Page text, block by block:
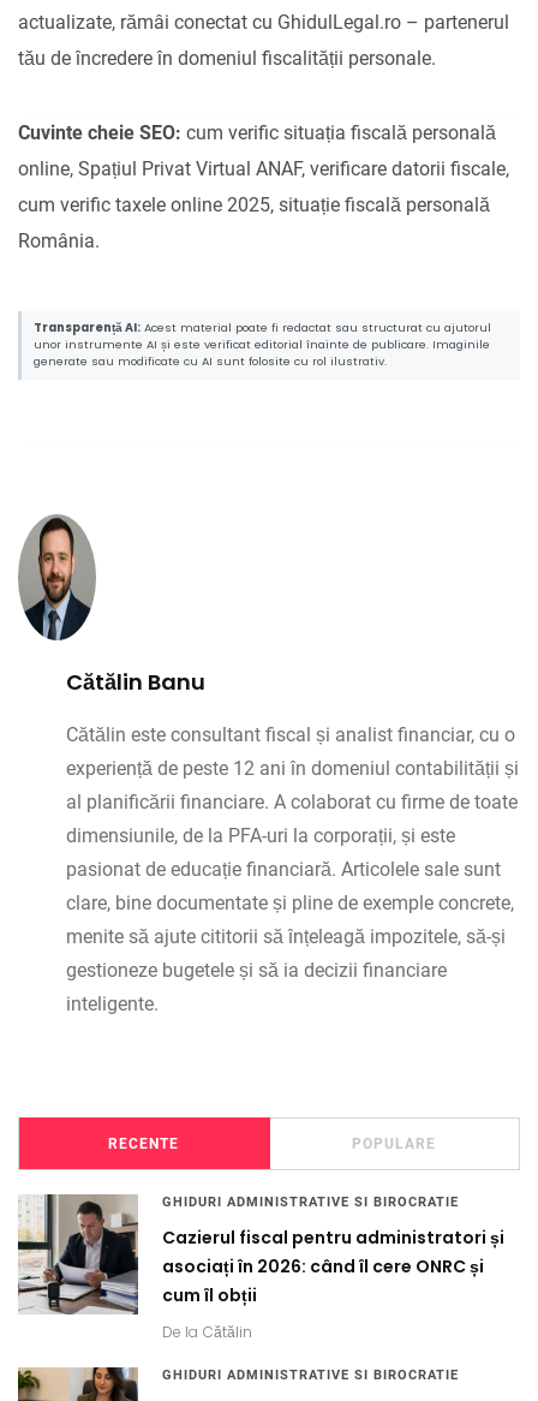
actualizate, rămâi conectat cu GhidulLegal.ro – partenerul
tău de încredere în domeniul fiscalității personale.
Cuvinte cheie SEO: cum verific situația fiscală personală
online, Spațiul Privat Virtual ANAF, verificare datorii fiscale,
cum verific taxele online 2025, situație fiscală personală
România.
Transparență AI: Acest material poate fi redactat sau structurat cu ajutorul
unor instrumente AI și este verificat editorial înainte de publicare. Imaginile
generate sau modificate cu AI sunt folosite cu rol ilustrativ.
Cătălin Banu
Cătălin este consultant fiscal și analist financiar, cu o
experiență de peste 12 ani în domeniul contabilității și
al planificării financiare. A colaborat cu firme de toate
dimensiunile, de la PFA-uri la corporații, și este
pasionat de educație financiară. Articolele sale sunt
clare, bine documentate și pline de exemple concrete,
menite să ajute cititorii să înțeleagă impozitele, să-și
gestioneze bugetele și să ia decizii financiare
inteligente.
RECENTE POPULARE
GHIDURI ADMINISTRATIVE SI BIROCRATIE
Cazierul fiscal pentru administratori și
asociați în 2026: când îl cere ONRC și
cum îl obții
De la Cătălin
GHIDURI ADMINISTRATIVE SI BIROCRATIE